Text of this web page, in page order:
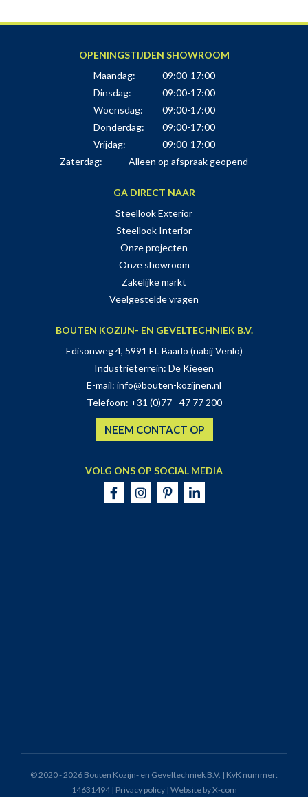
OPENINGSTIJDEN SHOWROOM
Maandag:
09:00-17:00
Dinsdag:
09:00-17:00
Woensdag:
09:00-17:00
Donderdag:
09:00-17:00
Vrijdag:
09:00-17:00
Zaterdag:
Alleen op afspraak geopend
GA DIRECT NAAR
Steellook Exterior
Steellook Interior
Onze projecten
Onze showroom
Zakelijke markt
Veelgestelde vragen
BOUTEN KOZIJN- EN GEVELTECHNIEK B.V.
Edisonweg 4, 5991 EL Baarlo (nabij Venlo)
Industrieterrein: De Kieeën
E-mail: info@bouten-kozijnen.nl
Telefoon: +31 (0)77 - 47 77 200
NEEM CONTACT OP
VOLG ONS OP SOCIAL MEDIA
© 2020 - 2026 Bouten Kozijn- en Geveltechniek B.V. | KvK nummer:
14631494 | Privacy policy| Website by X-com